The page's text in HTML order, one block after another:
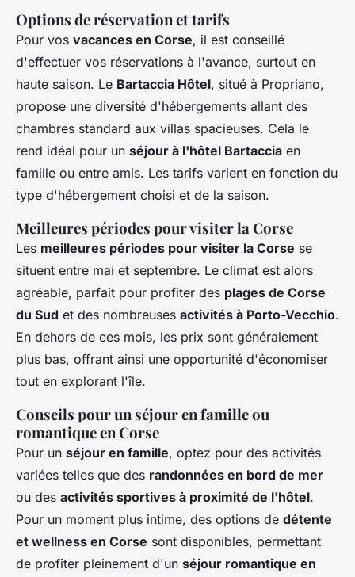
Options de réservation et tarifs
Pour vos vacances en Corse, il est conseillé
d'effectuer vos réservations à l'avance, surtout en
haute saison. Le Bartaccia Hôtel, situé à Propriano,
propose une diversité d'hébergements allant des
chambres standard aux villas spacieuses. Cela le
rend idéal pour un séjour à l'hôtel Bartaccia en
famille ou entre amis. Les tarifs varient en fonction du
type d'hébergement choisi et de la saison.
Meilleures périodes pour visiter la Corse
Les meilleures périodes pour visiter la Corse se
situent entre mai et septembre. Le climat est alors
agréable, parfait pour profiter des plages de Corse
du Sud et des nombreuses activités à Porto-Vecchio.
En dehors de ces mois, les prix sont généralement
plus bas, offrant ainsi une opportunité d'économiser
tout en explorant l'île.
Conseils pour un séjour en famille ou
romantique en Corse
Pour un séjour en famille, optez pour des activités
variées telles que des randonnées en bord de mer
ou des activités sportives à proximité de l'hôtel.
Pour un moment plus intime, des options de détente
et wellness en Corse sont disponibles, permettant
de profiter pleinement d'un séjour romantique en